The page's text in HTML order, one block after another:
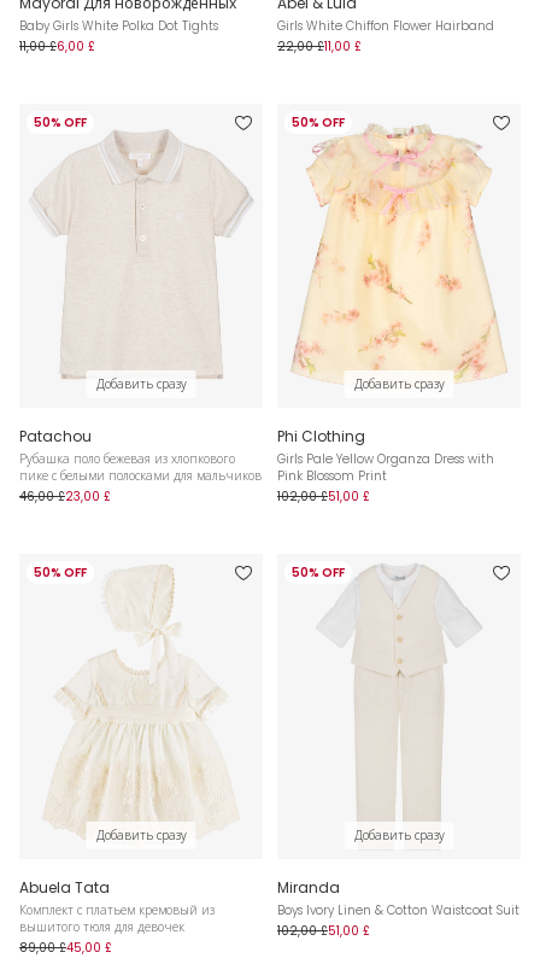
Baby Girls White Polka Dot Tights
11,00 £6,00 £
Girls White Chiffon Flower Hairband
22,00 £11,00 £
50% OFF
Добавить сразу
Patachou
Рубашка поло бежевая из хлопкового
пике с белыми полосками для мальчиков
46,00 £23,00 £
50% OFF
Добавить сразу
Phi Clothing
Girls Pale Yellow Organza Dress with
Pink Blossom Print
102,00 £51,00 £
50% OFF
Добавить сразу
Abuela Tata
Комплект с платьем кремовый из
вышитого тюля для девочек
89,00 £45,00 £
50% OFF
Добавить сразу
Miranda
Boys Ivory Linen & Cotton Waistcoat Suit
102,00 £51,00 £